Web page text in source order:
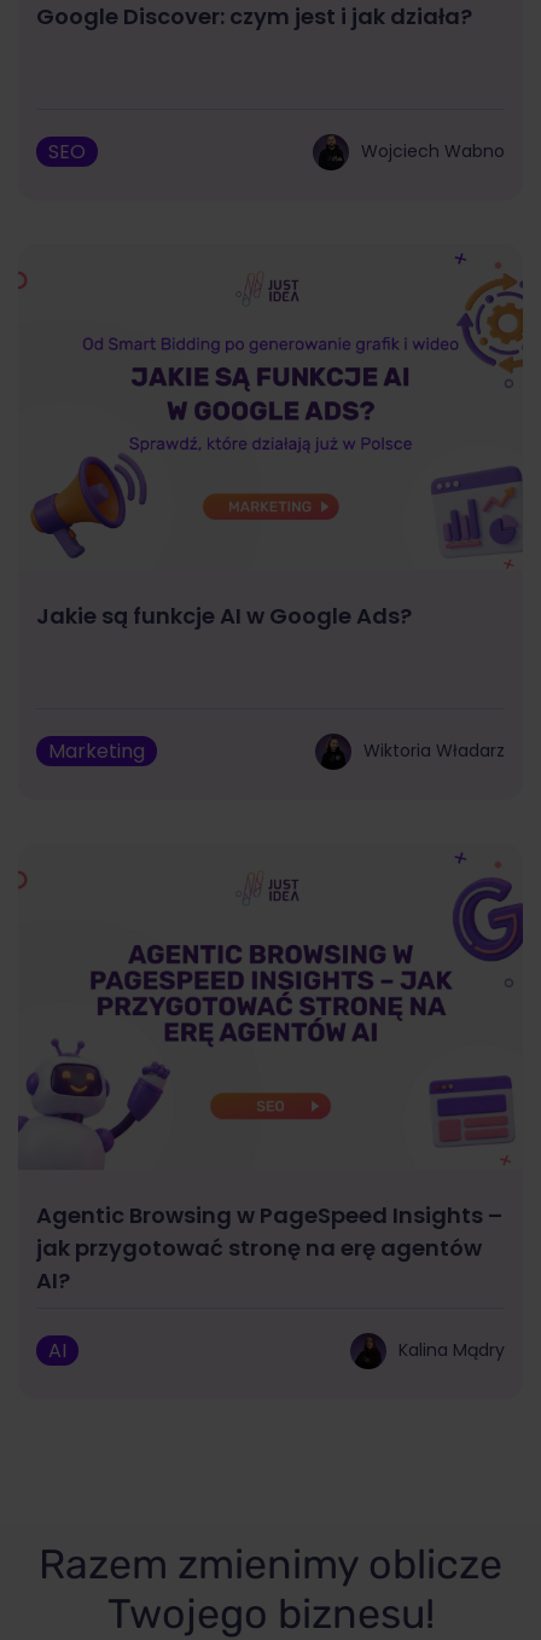
Google Discover: czym jest i jak działa?
SEO Wojciech Wabno
Jakie są funkcje AI w Google Ads?
Marketing Wiktoria Władarz
Agentic Browsing w PageSpeed Insights –
jak przygotować stronę na erę agentów
AI?
AI Kalina Mądry
Razem zmienimy oblicze
Twojego biznesu!